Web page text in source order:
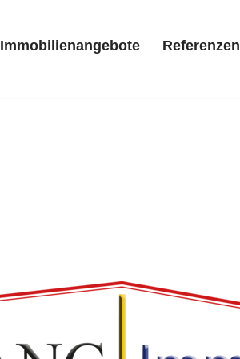
Immobilienangebote Referenzen